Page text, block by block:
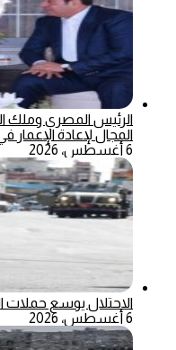
الرئيس المصري وملك
المجال لإعادة الإعمار
6 أغسطس، 2026
الاحتلال يوسع حملات
6 أغسطس، 2026